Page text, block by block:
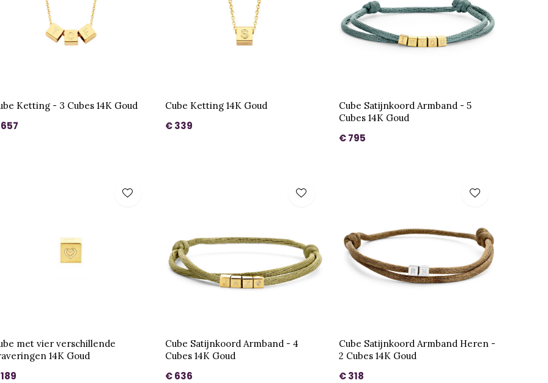
Ketting - 3 Cubes 14K Goud Cube Ketting 14K Goud
€ 339
Cube Satijnkoord Armband - 5
Cubes 14K Goud
€ 795
met vier verschillende
14K Goud
Cube Satijnkoord Armband - 4
Cubes 14K Goud
€ 636
Cube Satijnkoord Armband Heren -
2 Cubes 14K Goud
€ 318